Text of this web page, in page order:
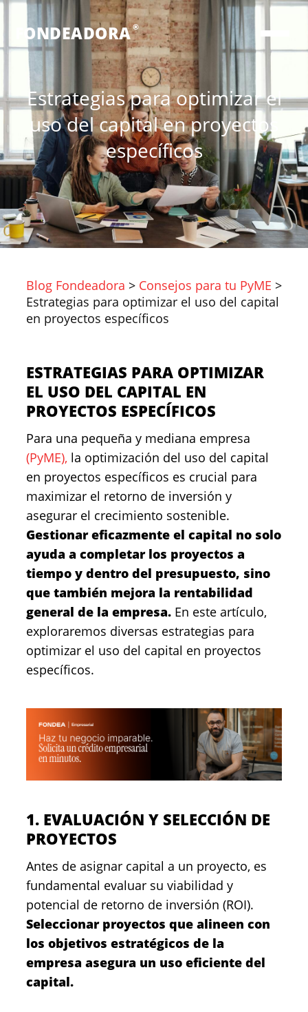
FONDEADORA®
Estrategias para optimizar el
uso del capital en proyectos
específicos
Blog Fondeadora > Consejos para tu PyME >
Estrategias para optimizar el uso del capital
en proyectos específicos
ESTRATEGIAS PARA OPTIMIZAR
EL USO DEL CAPITAL EN
PROYECTOS ESPECÍFICOS
Para una pequeña y mediana empresa
(PyME), la optimización del uso del capital
en proyectos específicos es crucial para
maximizar el retorno de inversión y
asegurar el crecimiento sostenible.
Gestionar eficazmente el capital no solo
ayuda a completar los proyectos a
tiempo y dentro del presupuesto, sino
que también mejora la rentabilidad
general de la empresa. En este artículo,
exploraremos diversas estrategias para
optimizar el uso del capital en proyectos
específicos.
1. EVALUACIÓN Y SELECCIÓN DE
PROYECTOS
Antes de asignar capital a un proyecto, es
fundamental evaluar su viabilidad y
potencial de retorno de inversión (ROI).
Seleccionar proyectos que alineen con
los objetivos estratégicos de la
empresa asegura un uso eficiente del
capital.